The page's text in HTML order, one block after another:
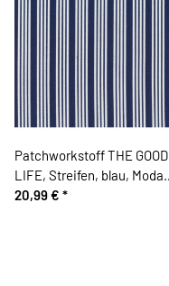
Patchworkstoff THE GOOD
LIFE, Streifen, blau, Moda
Fabrics
20,99 € *